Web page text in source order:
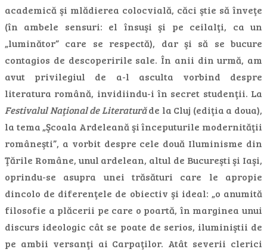
academică şi mlădierea colocvială, căci ştie să înveţe
(în ambele sensuri: el însuşi şi pe ceilalţi, ca un
„luminător” care se respectă), dar şi să se bucure
contagios de descoperirile sale. În anii din urmă, am
avut privilegiul de a-l asculta vorbind despre
literatura română, invidiindu-i în secret studenţii. La
Festivalul Naţional de Literaturăde la Cluj (ediţia a doua),
la tema „Şcoala Ardeleană şi începuturile modernităţii
româneşti”, a vorbit despre cele două Iluminisme din
Ţările Române, unul ardelean, altul de Bucureşti şi Iaşi,
oprindu-se asupra unei trăsături care le apropie
dincolo de diferenţele de obiectiv şi ideal: „o anumită
filosofie a plăcerii pe care o poartă, în marginea unui
discurs ideologic cât se poate de serios, iluminiştii de
pe ambii versanţi ai Carpaţilor. Atât severii clerici